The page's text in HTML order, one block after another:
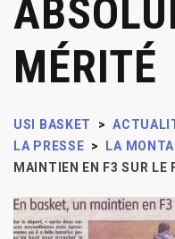
MÉRITÉ
USI BASKET >
LA PRESSE > LA
MAINTIEN EN F3 SUR